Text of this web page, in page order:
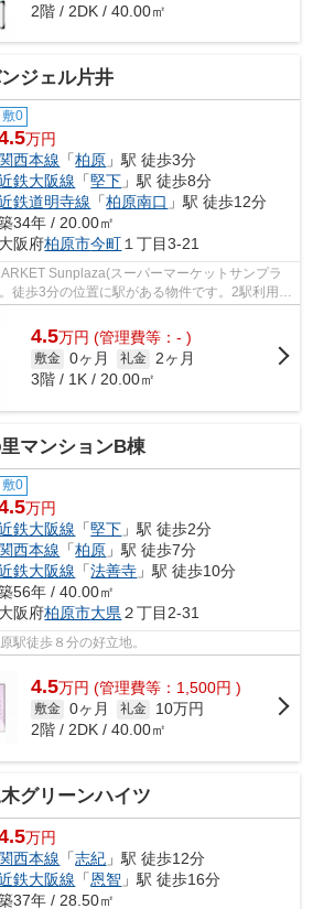
2階 / 2DK / 40.00㎡
ジェル片井
敷0
万円
関西本線 「柏原 」駅 徒歩3分
鉄大阪線 「堅下 」駅 徒歩8分
鉄道明寺線 「柏原南口 」駅 徒歩12分
34年 / 20.00㎡
大阪府柏原市今町 １丁目3-21
Sunplaza(スーパーマーケットサンプラ
徒歩3分の位置に駅がある物件です。2駅利用で
おすすめな物件...
4.5万円 (管理費等：- )
敷金 0ヶ月 礼金 2ヶ月
3階 / 1K / 20.00㎡
マンションB棟
敷0
万円
鉄大阪線 「堅下 」駅 徒歩2分
西本線 「柏原 」駅 徒歩7分
鉄大阪線 「法善寺 」駅 徒歩10分
56年 / 40.00㎡
大阪府柏原市大県 ２丁目2-31
駅徒歩８分の好立地。
4.5万円 (管理費等：1,500円 )
敷金 0ヶ月 礼金
10万円
2階 / 2DK / 40.00㎡
グリーンハイツ
万円
関西本線 「志紀 」駅 徒歩12分
鉄大阪線 「恩智 」駅 徒歩16分
37年 / 28.50㎡